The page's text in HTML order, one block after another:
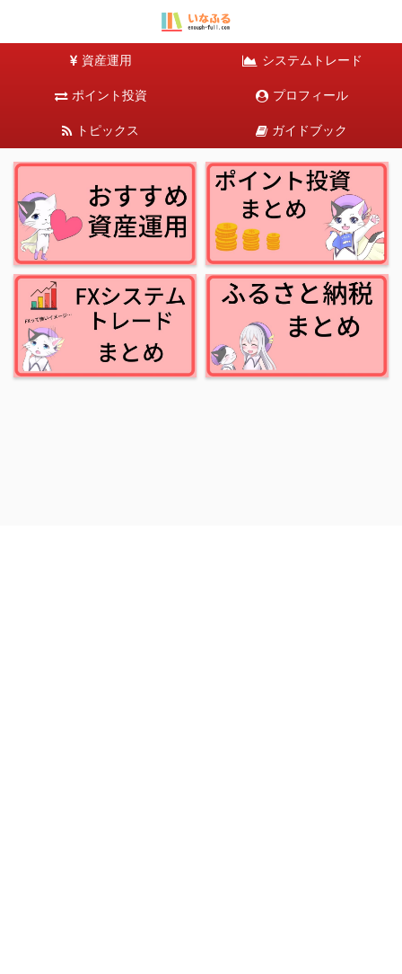
資産運用 システムトレード
ポイント投資 プロフィール
トピックス ガイドブック